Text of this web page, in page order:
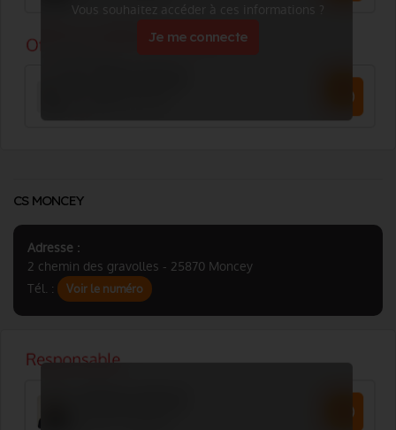
Vous souhaitez accéder à ces informations ?
Je me connecte
CS MONCEY
Adresse :
2 chemin des gravolles - 25870 Moncey
Tél. :
Voir le numéro